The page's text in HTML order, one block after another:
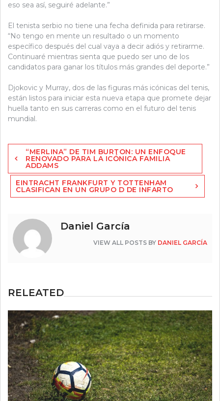
eso sea así, seguiré adelante.”
El tenista serbio no tiene una fecha definida para retirarse.
“No tengo en mente un resultado o un momento
específico después del cual vaya a decir adiós y retirarme.
Continuaré mientras sienta que puedo ser uno de los
candidatos para ganar los títulos más grandes del deporte.”
Djokovic y Murray, dos de las figuras más icónicas del tenis,
están listos para iniciar esta nueva etapa que promete dejar
huella tanto en sus carreras como en el futuro del tenis
mundial.
Navegación
de
entradas
“MERLINA” DE TIM BURTON: UN ENFOQUE
RENOVADO PARA LA ICÓNICA FAMILIA
ADDAMS
EINTRACHT FRANKFURT Y TOTTENHAM
CLASIFICAN EN UN GRUPO D DE INFARTO
Daniel García
VIEW ALL POSTS BY DANIEL GARCÍA
RELEATED